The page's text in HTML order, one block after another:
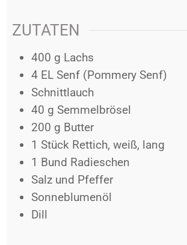
ZUTATEN
400 g Lachs
4 EL Senf (Pommery Senf)
Schnittlauch
40 g Semmelbrösel
200 g Butter
1 Stück Rettich, weiß, lang
1 Bund Radieschen
Salz und Pfeffer
Sonneblumenöl
Dill